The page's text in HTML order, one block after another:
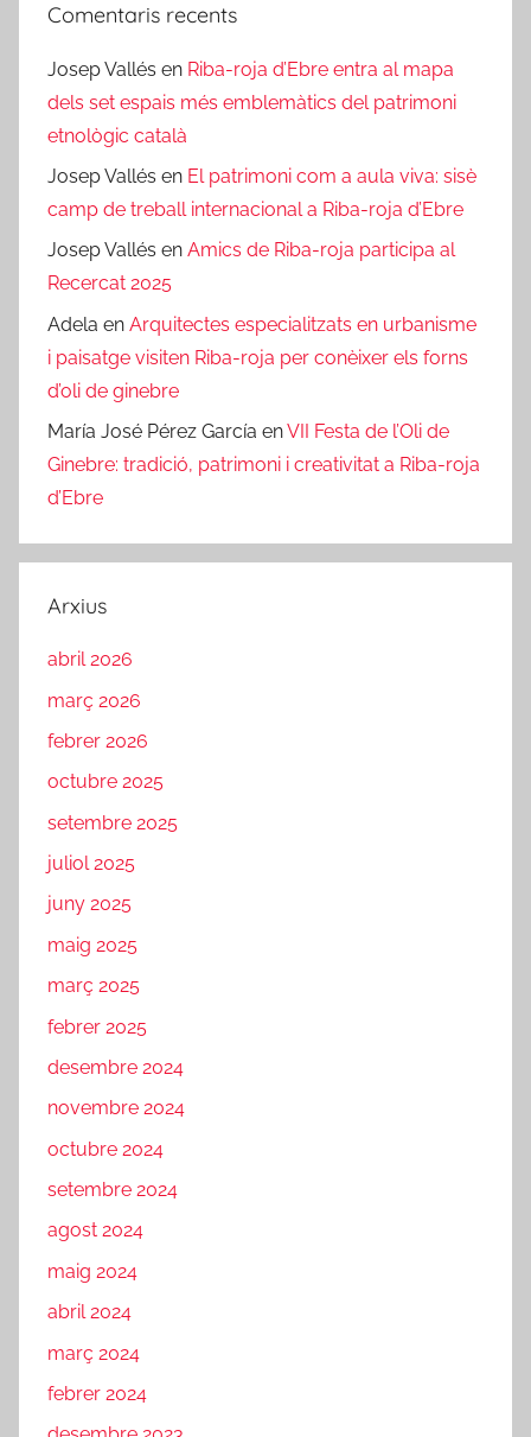
Comentaris recents
Josep Vallés en Riba-roja d’Ebre entra al mapa
dels set espais més emblemàtics del patrimoni
etnològic català
Josep Vallés en El patrimoni com a aula viva: sisè
camp de treball internacional a Riba-roja d’Ebre
Josep Vallés en Amics de Riba-roja participa al
Recercat 2025
Adela en Arquitectes especialitzats en urbanisme
i paisatge visiten Riba-roja per conèixer els forns
d’oli de ginebre
María José Pérez García enVII Festa de l’Oli de
Ginebre: tradició, patrimoni i creativitat a Riba-roja
d’Ebre
Arxius
abril 2026
març 2026
febrer 2026
octubre 2025
setembre 2025
juliol 2025
juny 2025
maig 2025
març 2025
febrer 2025
desembre 2024
novembre 2024
octubre 2024
setembre 2024
agost 2024
maig 2024
abril 2024
març 2024
febrer 2024